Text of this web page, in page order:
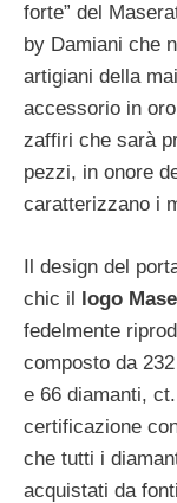
forte” del
by Damiani che
artigiani della
accessorio in
zaffiri che sarà
pezzi, in onore
caratterizzano i
Il design del
chic il logo
fedelmente
composto da
e 66 diamanti,
certificazione
che tutti i
acquistati da